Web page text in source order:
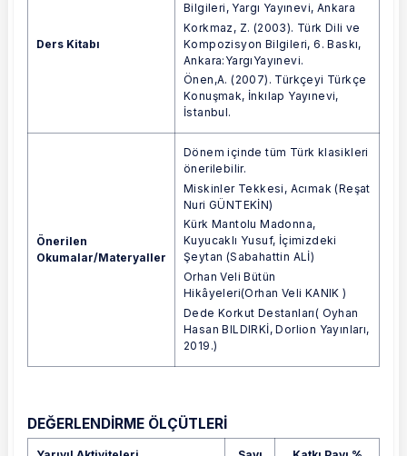
Ders Kitabı
Bilgileri, Yargı Yayınevi, Ankara
Korkmaz, Z. (2003). Türk Dili ve
Kompozisyon Bilgileri, 6. Baskı,
Ankara:YargıYayınevi.
Önen,A. (2007). Türkçeyi Türkçe
Konuşmak, İnkılap Yayınevi,
İstanbul.
Önerilen
Okumalar/Materyaller
Dönem içinde tüm Türk klasikleri
önerilebilir.
Miskinler Tekkesi, Acımak (Reşat
Nuri GÜNTEKİN)
Kürk Mantolu Madonna,
Kuyucaklı Yusuf, İçimizdeki
Şeytan (Sabahattin ALİ)
Orhan Veli Bütün
Hikâyeleri(Orhan Veli KANIK )
Dede Korkut Destanları( Oyhan
Hasan BILDIRKİ, Dorlion Yayınları,
2019.)
DEĞERLENDİRME ÖLÇÜTLERİ